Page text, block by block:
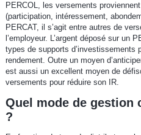
PERCOL, les versements
(participation, intéressement,
PERCAT, il s’agit entre autres de
l’employeur. L’argent déposé sur un
types de supports d’investissements
rendement. Outre un moyen
est aussi un excellent moyen de
versements pour réduire son IR.
Quel mode de gestion
?